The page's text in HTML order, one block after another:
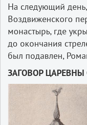
На следующий
Воздвиженского
монастырь, где
до окончания
был подавлен,
ЗАГОВОР